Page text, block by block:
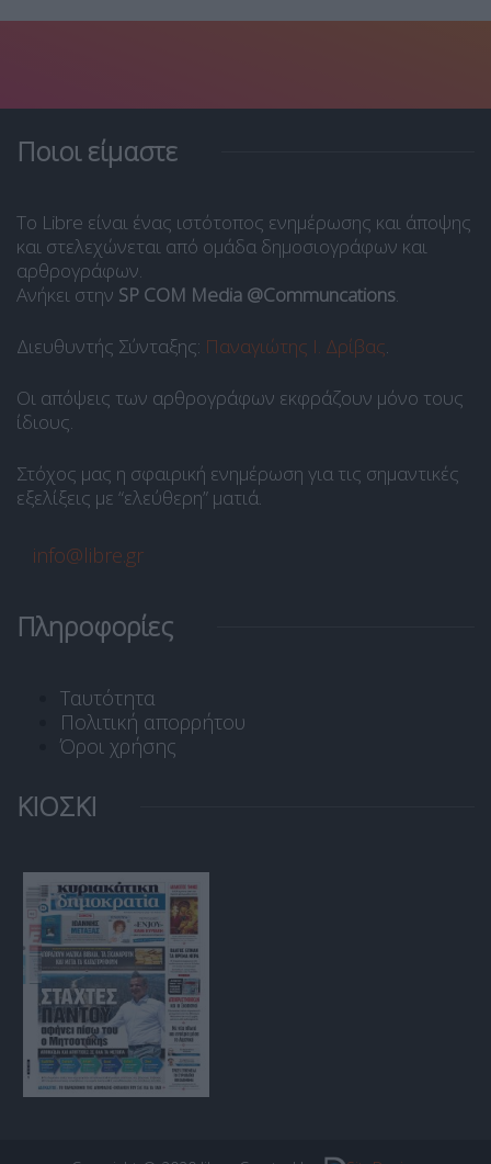
Ποιοι είμαστε
Το Libre είναι ένας ιστότοπος ενημέρωσης και άποψης
και στελεχώνεται από ομάδα δημοσιογράφων και
αρθρογράφων.
Ανήκει στην SP COM Media @Communcations.
Διευθυντής Σύνταξης: Παναγιώτης Ι. Δρίβας.
Οι απόψεις των αρθρογράφων εκφράζουν μόνο τους
ίδιους.
Στόχος μας η σφαιρική ενημέρωση για τις σημαντικές
εξελίξεις με “ελεύθερη” ματιά.
info@libre.gr
Πληροφορίες
Ταυτότητα
Πολιτική απορρήτου
Όροι χρήσης
ΚΙΟΣΚΙ